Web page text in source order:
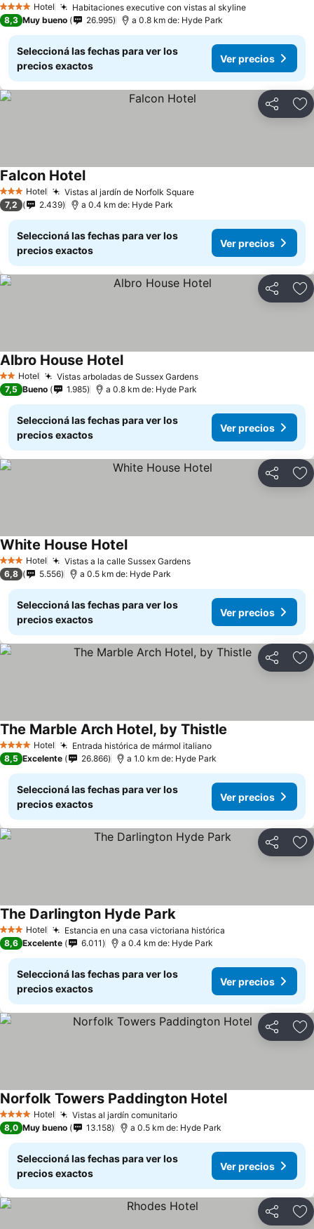
4 EstrellasHotel Habitaciones executive con vistas al skylineVer precios
8,3 Muy bueno 26.995 a 0.8 km de: Hyde Park
Seleccioná las fechas para ver los
precios exactos
Ver precios
Compartir
3 Estrellas
Hotel Vistas al jardín de Norfolk SquareVer precios
Falcon HotelVer precios
7,2 2.439 a 0.4 km de: Hyde Park
Seleccioná las fechas para ver los
precios exactos
Ver precios
Compartir
2 Estrellas
Hotel Vistas arboladas de Sussex GardensVer precios
Albro House HotelVer precios
7,5 Bueno 1.985 a 0.8 km de: Hyde Park
Seleccioná las fechas para ver los
precios exactos
Ver precios
Compartir
3 Estrellas
Hotel Vistas a la calle Sussex GardensVer precios
White House HotelVer precios
6,8 5.556 a 0.5 km de: Hyde Park
Seleccioná las fechas para ver los
precios exactos
Ver precios
Compartir
4 EstrellasHotel Entrada histórica de mármol italianoVer precios
The Marble Arch Hotel, by Thistle
8,5 Excelente 26.866 a 1.0 km de: Hyde Park
Seleccioná las fechas para ver los
precios exactos
Ver precios
Compartir
3 Estrellas
Hotel Estancia en una casa victoriana histórica
The Darlington Hyde ParkVer precios
8,6 Excelente 6.011 a 0.4 km de: Hyde Park
Seleccioná las fechas para ver los
precios exactos
Ver precios
Compartir
4 EstrellasHotel Vistas al jardín comunitarioVer precios
Norfolk Towers Paddington HotelVer precios
8,0 Muy bueno 13.158 a 0.5 km de: Hyde Park
Seleccioná las fechas para ver los
precios exactos
Ver precios
Compartir